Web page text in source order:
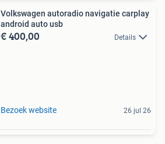
Volkswagen autoradio navigatie carplay
android auto usb
€ 400,00 Details
Bezoek website 26 jul 26